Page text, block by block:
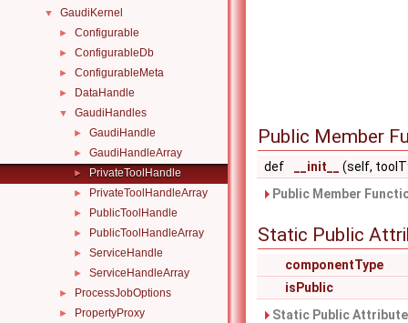
▼ GaudiKernel
► Configurable
► ConfigurableDb
► ConfigurableMeta
► DataHandle
▼ GaudiHandles
► GaudiHandle
► GaudiHandleArray
► PrivateToolHandle
► PrivateToolHandleArray
► PublicToolHandle
► PublicToolHandleArray
► ServiceHandle
► ServiceHandleArray
► ProcessJobOptions
► PropertyProxy
Public Member
def __init__
(self,
Public Member
Static Public
componentType
isPublic
Static Public